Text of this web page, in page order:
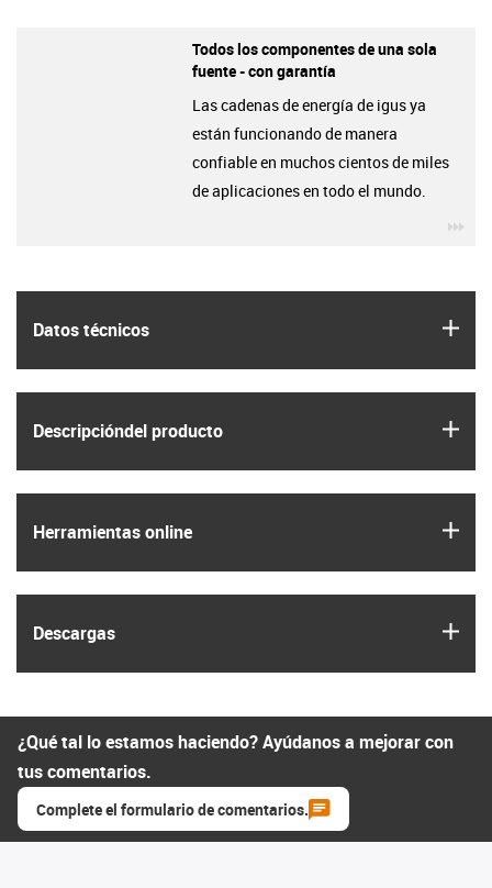
Datos técnicos
Descripción­del producto
Herramientas online
Descargas
Todos los componentes de una sola
fuente - con garantía
Las cadenas de energía de igus ya
están funcionando de manera
confiable en muchos cientos de miles
de aplicaciones en todo el mundo.
¿Qué tal lo estamos haciendo? Ayúdanos a mejorar con
tus comentarios.
Complete el formulario de comentarios.